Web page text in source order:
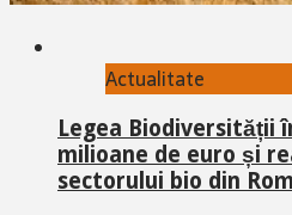
Actualitate
Legea Biodiversității
milioane de euro și
sectorului bio din